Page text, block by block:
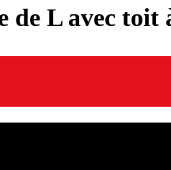
de L avec toit